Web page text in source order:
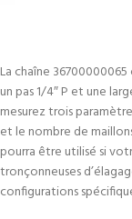
La chaîne
un pas 1/4″ P et une
mesurez trois
et le nombre de
pourra être utilisé si
tronçonneuses
configurations